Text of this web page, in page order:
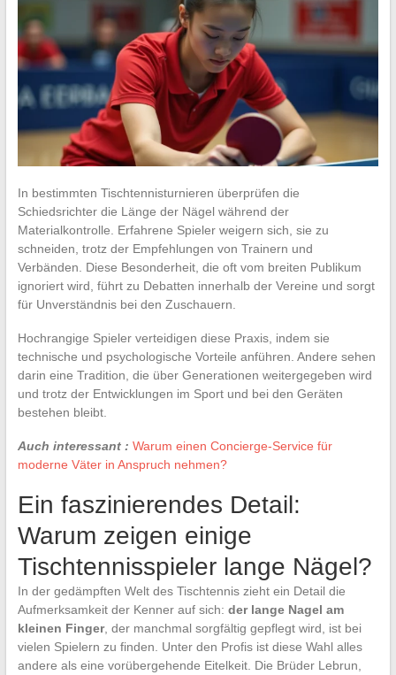
In bestimmten Tischtennisturnieren überprüfen die
Schiedsrichter die Länge der Nägel während der
Materialkontrolle. Erfahrene Spieler weigern sich, sie zu
schneiden, trotz der Empfehlungen von Trainern und
Verbänden. Diese Besonderheit, die oft vom breiten Publikum
ignoriert wird, führt zu Debatten innerhalb der Vereine und sorgt
für Unverständnis bei den Zuschauern.
Hochrangige Spieler verteidigen diese Praxis, indem sie
technische und psychologische Vorteile anführen. Andere sehen
darin eine Tradition, die über Generationen weitergegeben wird
und trotz der Entwicklungen im Sport und bei den Geräten
bestehen bleibt.
Auch interessant : Warum einen Concierge-Service für
moderne Väter in Anspruch nehmen?
Ein faszinierendes Detail:
Warum zeigen einige
Tischtennisspieler lange Nägel?
In der gedämpften Welt des Tischtennis zieht ein Detail die
Aufmerksamkeit der Kenner auf sich: der lange Nagel am
kleinen Finger, der manchmal sorgfältig gepflegt wird, ist bei
vielen Spielern zu finden. Unter den Profis ist diese Wahl alles
andere als eine vorübergehende Eitelkeit. Die Brüder Lebrun,